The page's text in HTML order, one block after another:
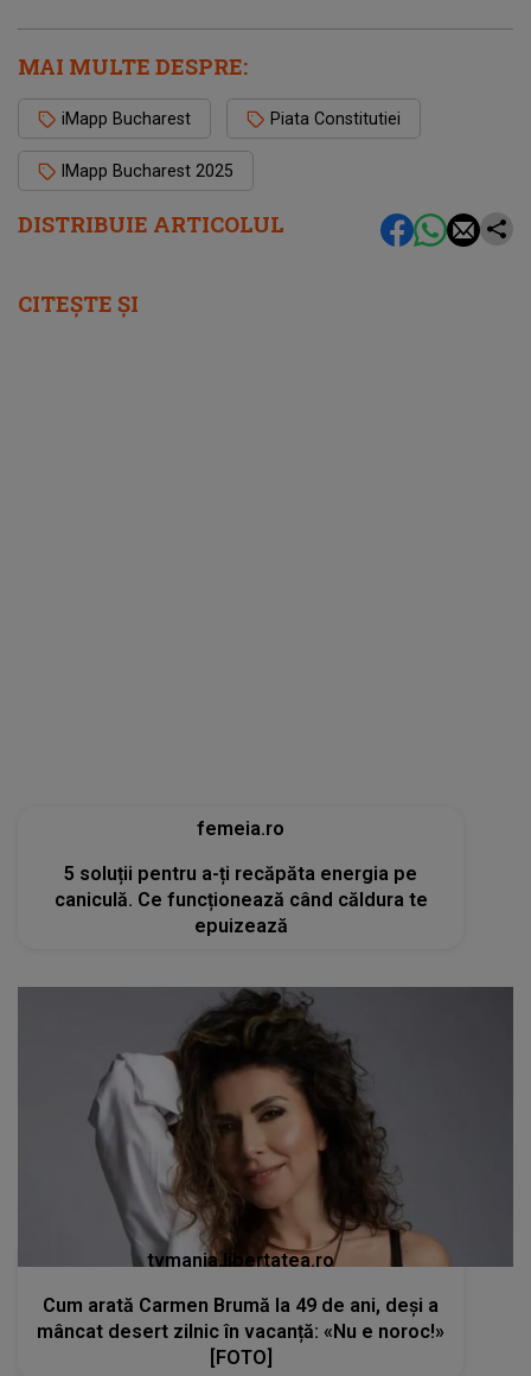
DISTRIBUIE ARTICOLUL
MAI MULTE DESPRE:
iMapp Bucharest Piata Constitutiei
IMapp Bucharest 2025
CITEȘTE ȘI
tvmania.libertatea.ro
Cum arată Carmen Brumă la 49 de ani, deși a
mâncat desert zilnic în vacanță: «Nu e noroc!»
[FOTO]